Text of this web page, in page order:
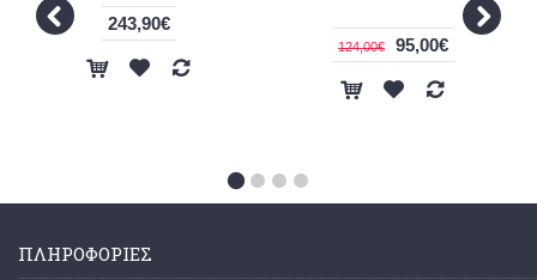
243,90€
124,00€ 95,00€
ΠΛΗΡΟΦΟΡΊΕΣ